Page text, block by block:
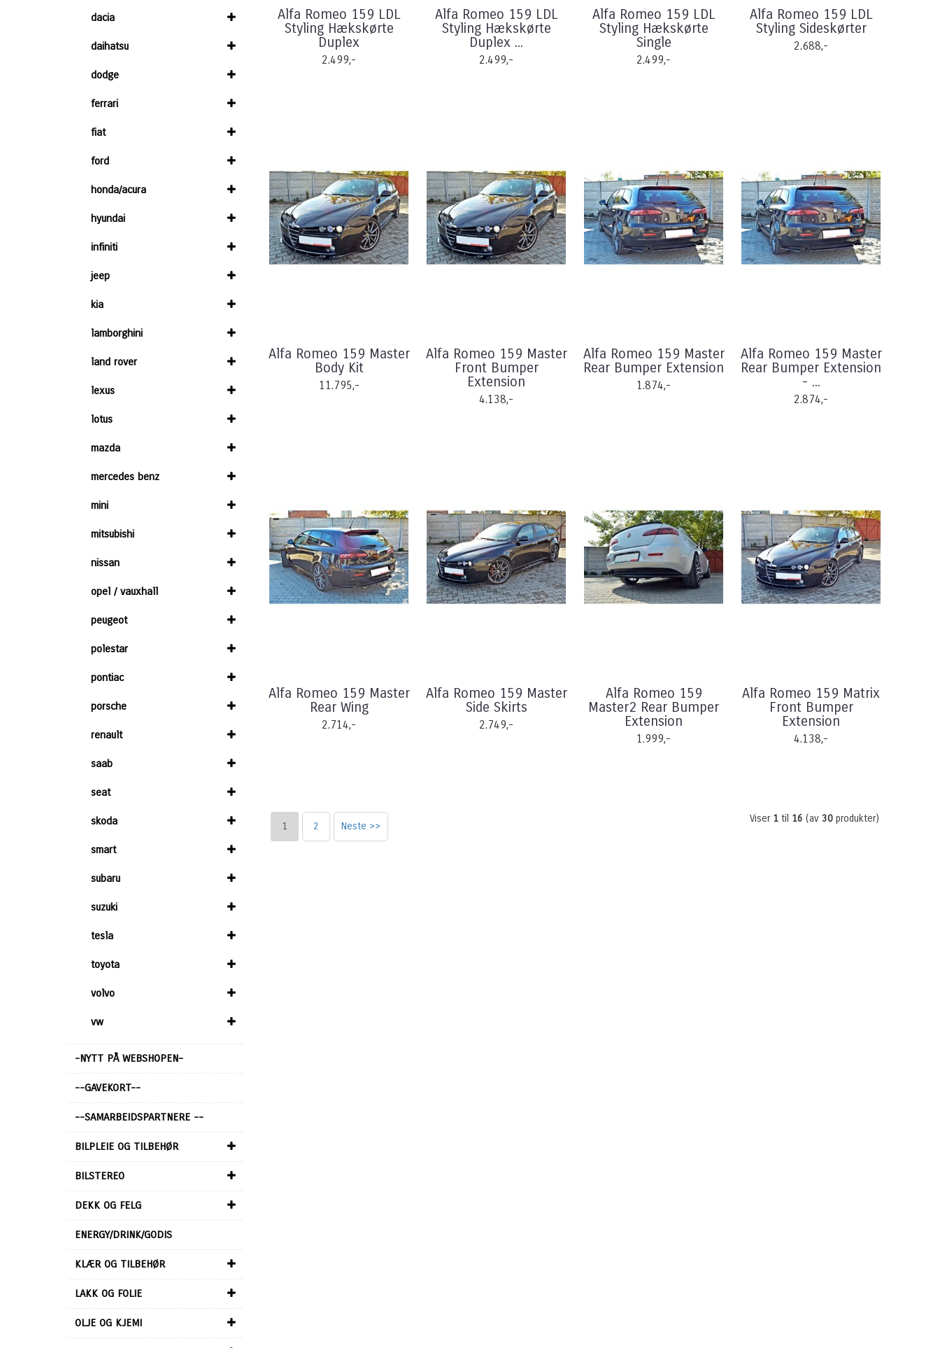
dacia
daihatsu
dodge
ferrari
fiat
ford
honda/acura
hyundai
infiniti
jeep
kia
lamborghini
land rover
lexus
lotus
mazda
mercedes benz
mini
mitsubishi
nissan
opel / vauxhall
peugeot
polestar
pontiac
porsche
renault
saab
seat
skoda
smart
subaru
suzuki
tesla
toyota
volvo
vw
-NYTT PÅ WEBSHOPEN-
--GAVEKORT--
--SAMARBEIDSPARTNERE --
BILPLEIE OG TILBEHØR
BILSTEREO
DEKK OG FELG
ENERGY/DRINK/GODIS
KLÆR OG TILBEHØR
LAKK OG FOLIE
OLJE OG KJEMI
Alfa Romeo 159 LDL
Styling Hækskørte
Duplex
2.499,-
Alfa Romeo 159 LDL
Styling Hækskørte
Duplex ...
2.499,-
Alfa Romeo 159 LDL
Styling Hækskørte
Single
2.499,-
Alfa Romeo 159 LDL
Styling Sideskørter
2.688,-
Alfa Romeo 159 Master
Body Kit
11.795,-
Alfa Romeo 159 Master
Front Bumper
Extension
4.138,-
Alfa Romeo 159 Master
Rear Bumper Extension
1.874,-
Alfa Romeo 159 Master
Rear Bumper Extension
- ...
2.874,-
Alfa Romeo 159 Master
Rear Wing
2.714,-
Alfa Romeo 159 Master
Side Skirts
2.749,-
Alfa Romeo 159
Master2 Rear Bumper
Extension
1.999,-
Alfa Romeo 159 Matrix
Front Bumper
Extension
4.138,-
1 2 Neste >>
Viser 1 til 16 (av 30 produkter)